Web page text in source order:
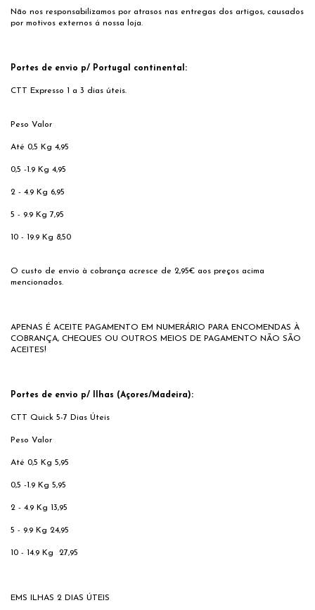
Não nos responsabilizamos por atrasos nas entregas dos artigos, causados
por motivos externos á nossa loja.
Portes de envio p/ Portugal continental:
CTT Expresso 1 a 3 dias úteis.
Peso Valor
Até 0,5 Kg 4,95
0,5 -1.9 Kg 4,95
2 - 4.9 Kg 6,95
5 - 9.9 Kg 7,95
10 - 19.9 Kg 8,50
O custo de envio à cobrança acresce de 2,95€ aos preços acima
mencionados.
APENAS É ACEITE PAGAMENTO EM NUMERÁRIO PARA ENCOMENDAS À
COBRANÇA, CHEQUES OU OUTROS MEIOS DE PAGAMENTO NÃO SÃO
ACEITES!
Portes de envio p/ Ilhas (Açores/Madeira):
CTT Quick 5-7 Dias Úteis
Peso Valor
Até 0,5 Kg 5,95
0,5 -1.9 Kg 5,95
2 - 4.9 Kg 13,95
5 - 9.9 Kg 24,95
10 - 14.9 Kg 27,95
EMS ILHAS 2 DIAS ÚTEIS